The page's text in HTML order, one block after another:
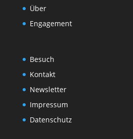
Über
Engagement
Besuch
Kontakt
Newsletter
Impressum
Datenschutz